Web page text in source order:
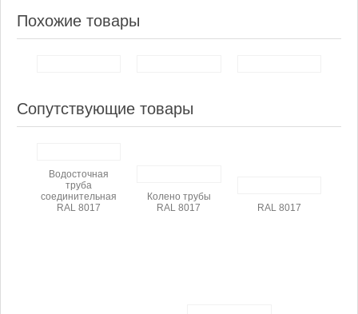
Похожие товары
Сопутствующие товары
Водосточная
труба
соединительная
RAL 8017
Колено трубы
RAL 8017
RAL 8017